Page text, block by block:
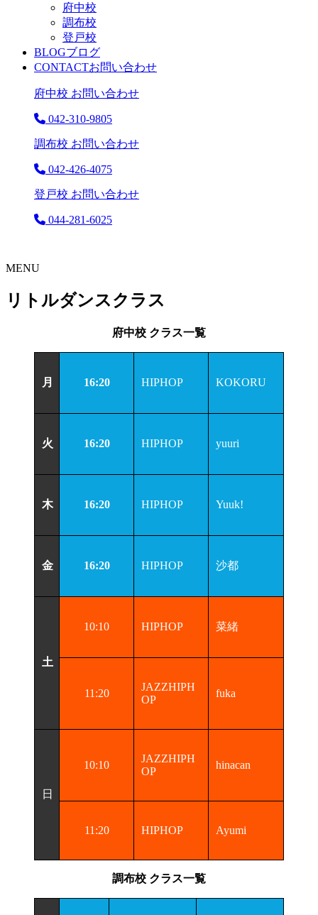
府中校
調布校
登戸校
BLOGブログ
CONTACTお問い合わせ
府中校 お問い合わせ
042-310-9805
調布校 お問い合わせ
042-426-4075
登戸校 お問い合わせ
044-281-6025
MENU
リトルダンスクラス
府中校 クラス一覧
月 16:20 HIPHOP KOKORU
火 16:20 HIPHOP yuuri
木 16:20 HIPHOP Yuuk!
金 16:20 HIPHOP 沙都
土
10:10 HIPHOP 菜緒
11:20
JAZZHIPH
OP
fuka
日
10:10
JAZZHIPH
OP
hinacan
11:20 HIPHOP Ayumi
調布校 クラス一覧